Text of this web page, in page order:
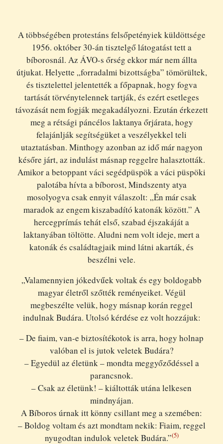
A többségében protestáns felsőpetényiek küldöttsége
1956. október 30-án tisztelgő látogatást tett a
bíborosnál. Az ÁVO-s őrség ekkor már nem állta
útjukat. Helyette „forradalmi bizottságba” tömörültek,
és tisztelettel jelentették a főpapnak, hogy fogva
tartását törvénytelennek tartják, és ezért esetleges
távozását nem fogják megakadályozni. Ezután érkezett
meg a rétsági páncélos laktanya őrjárata, hogy
felajánlják segítségüket a veszélyekkel teli
utaztatásban. Minthogy azonban az idő már nagyon
későre járt, az indulást másnap reggelre halasztották.
Amikor a betoppant váci segédpüspök a váci püspöki
palotába hívta a bíborost, Mindszenty atya
mosolyogva csak ennyit válaszolt: „Én már csak
maradok az engem kiszabadító katonák között.” A
hercegprímás tehát első, szabad éjszakáját a
laktanyában töltötte. Aludni nem volt ideje, mert a
katonák és családtagjaik mind látni akarták, és
beszélni vele.
„Valamennyien jókedvűek voltak és egy boldogabb
magyar életről szőtték reményeiket. Végül
megbeszélte velük, hogy másnap korán reggel
indulnak Budára. Utolsó kérdése ez volt hozzájuk:
– De fiaim, van-e biztosítékotok is arra, hogy holnap
valóban el is jutok veletek Budára?
– Egyedül az életünk – mondta meggyőződéssel a
parancsnok.
– Csak az életünk! – kiáltották utána lelkesen
mindnyájan.
A Bíboros úrnak itt könny csillant meg a szemében:
– Boldog voltam és azt mondtam nekik: Fiaim, reggel
nyugodtan indulok veletek Budára.”(5)